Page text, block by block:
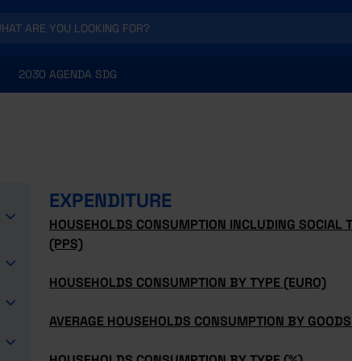
2030 AGENDA SDG
EXPENDITURE
HOUSEHOLDS CONSUMPTION INCLUDING SOCIAL
(PPS)
HOUSEHOLDS CONSUMPTION BY TYPE (EURO)
AVERAGE HOUSEHOLDS CONSUMPTION BY